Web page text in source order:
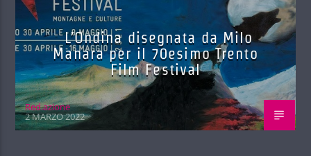
L’Ondina disegnata da Milo
Manara per il 70esimo Trento
Film Festival
Red.azione
2 MARZO 2022